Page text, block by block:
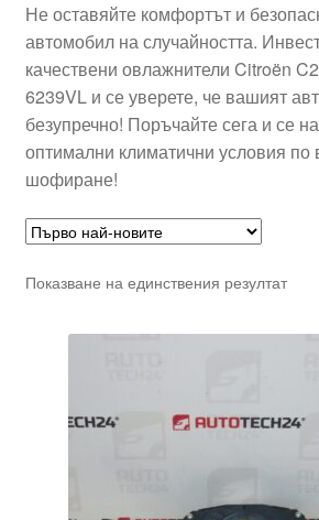
Транспорт
Не оставяйте комфортът и
автомобил на случайността.
качествени овлажнители Citroën
6239VL и се уверете, че вашият
безупречно! Поръчайте сега и се
оптимални климатични условия по
шофиране!
Показване на единствения резултат